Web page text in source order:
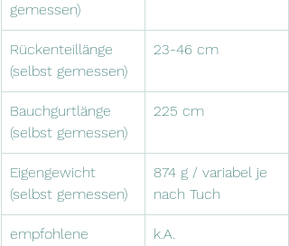
gemessen)
Rückenteillänge
(selbst gemessen)
23-46 cm
Bauchgurtlänge
(selbst gemessen)
225 cm
Eigengewicht
(selbst gemessen)
874 g / variabel je
nach Tuch
empfohlene
k.A.